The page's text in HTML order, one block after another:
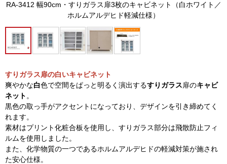
RA-3412 幅90cm・すりガラス扉3枚のキャビネット（白ホワイト／
ホルムアルデヒド軽減仕様）
すりガラス扉の白いキャビネット
爽やかな白色で空間をぱっと明るく演出するすりガラス扉のキャビ
ネット 。
黒色の取っ手がアクセントになっており、デザインを引き締めてく
れます。
素材はプリント化粧合板を使用し、すりガラス部分は飛散防止フィ
ルムを使用しました。
また、化学物質の一つであるホルムアルデヒドの軽減対策が施され
た安心仕様。